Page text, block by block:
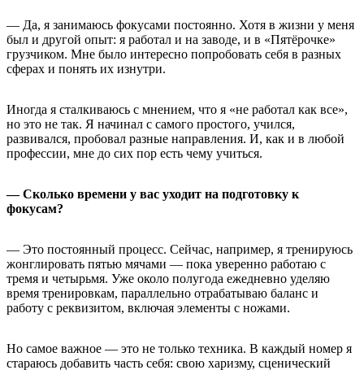
— Да, я занимаюсь фокусами постоянно. Хотя в жизни у меня
был и другой опыт: я работал и на заводе, и в «Пятёрочке»
грузчиком. Мне было интересно попробовать себя в разных
сферах и понять их изнутри.
Иногда я сталкиваюсь с мнением, что я «не работал как все»,
но это не так. Я начинал с самого простого, учился,
развивался, пробовал разные направления. И, как и в любой
профессии, мне до сих пор есть чему учиться.
— Сколько времени у вас уходит на подготовку к
фокусам?
— Это постоянный процесс. Сейчас, например, я тренируюсь
жонглировать пятью мячами — пока уверенно работаю с
тремя и четырьмя. Уже около полугода ежедневно уделяю
время тренировкам, параллельно отрабатываю баланс и
работу с реквизитом, включая элементы с ножами.
Но самое важное — это не только техника. В каждый номер я
стараюсь добавить часть себя: свою харизму, сценический